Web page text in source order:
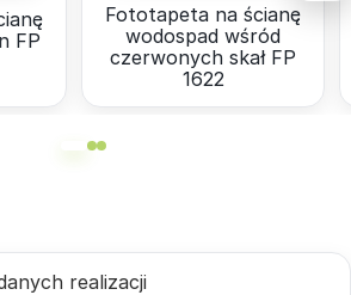
FP
Fototapeta na ścianę
wodospad wśród
czerwonych skał FP
1622
realizacji